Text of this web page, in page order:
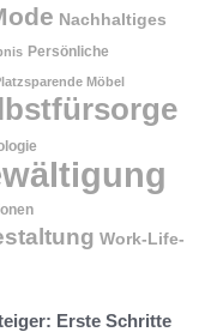
Nachhaltiges
Persönliche
Möbel
Work-Life-
Erste Schritte